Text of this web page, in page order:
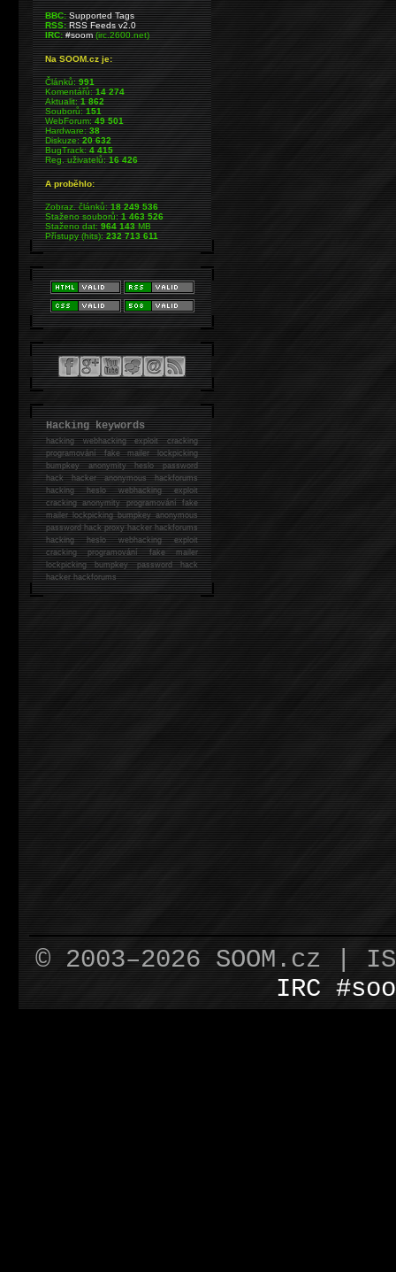
BBC: Supported Tags
RSS: RSS Feeds v2.0
IRC: #soom(irc.2600.net)
Na SOOM.cz je:
Článků:991
Komentářů:14 274
Aktualit:1 862
Souborů:151
WebForum:49 501
Hardware:38
Diskuze:20 632
BugTrack:4 415
Reg. uživatelů:16 426
A proběhlo:
Zobraz. článků:18 249 536
Staženo souborů:1 463 526
Staženo dat:964 143MB
Přístupy (hits):232 713 611
Hacking keywords
hackingwebhacking exploit cracking
programování fake mailer lockpicking
bumpkey anonymity heslo password
hackhacker anonymous hackforums
hackingheslo webhacking exploit
cracking anonymity programování fake
mailer lockpicking bumpkey anonymous
password hack proxy hacker hackforums
hacking heslo webhacking exploit
cracking programování fake mailer
lockpicking bumpkey password hack
hackerhackforums
© 2003–2026 SOOM.cz |
IRC